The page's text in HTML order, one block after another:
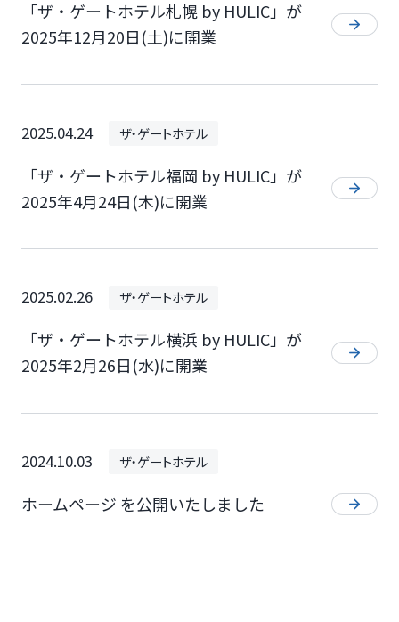
「ザ・ゲートホテル札幌 by HULIC」が
2025年12月20日(土)に開業
2025.04.24 ザ・ゲートホテル
「ザ・ゲートホテル福岡 by HULIC」が
2025年4月24日(木)に開業
2025.02.26 ザ・ゲートホテル
「ザ・ゲートホテル横浜 by HULIC」が
2025年2月26日(水)に開業
2024.10.03 ザ・ゲートホテル
ホームページ を公開いたしました